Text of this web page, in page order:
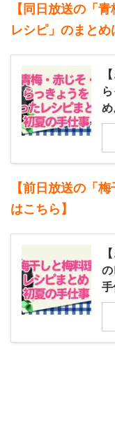
【同日放送の「
レシピ」のまとめ
め
【前日放送の「
はこちら】
手